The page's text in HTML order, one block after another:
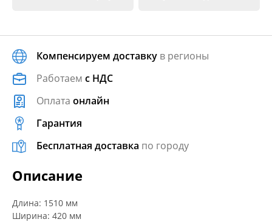
Компенсируем доставку в регионы
Работаем с НДС
Оплата онлайн
Гарантия
Бесплатная доставка по городу
Описание
Длина: 1510 мм
Ширина: 420 мм